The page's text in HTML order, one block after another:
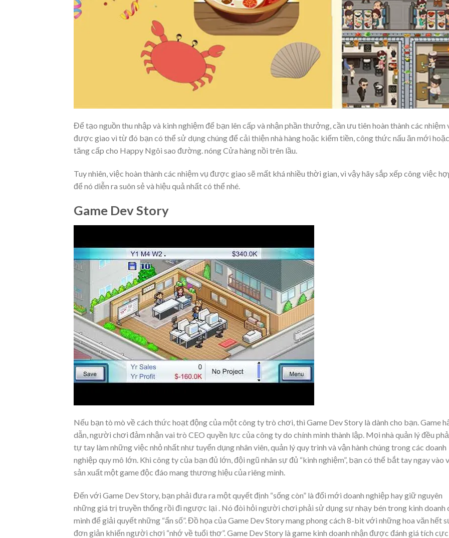
Để tạo nguồn thu nhập và kinh nghiệm để bạn lên cấp và nhận phần thưởng, cần ưu tiên hoàn thành các nhiệm
được giao vì từ đó bạn có thể sử dụng chúng để cải thiện nhà hàng hoặc kiếm tiền, công thức nấu ăn mới hoặc
tăng cấp cho Happy Ngôi sao đường. nóng Cửa hàng nồi trên lầu.
Tuy nhiên, việc hoàn thành các nhiệm vụ được giao sẽ mất khá nhiều thời gian, vì vậy hãy sắp xếp công việc
để nó diễn ra suôn sẻ và hiệu quả nhất có thể nhé.
Game Dev Story
Nếu bạn tò mò về cách thức hoạt động của một công ty trò chơi, thì Game Dev Story là dành cho bạn. Game
dẫn, người chơi đảm nhận vai trò CEO quyền lực của công ty do chính mình thành lập. Mọi nhà quản lý đều
tự tay làm những việc nhỏ nhất như tuyển dụng nhân viên, quản lý quy trình và vận hành chúng trong các doanh
nghiệp quy mô lớn. Khi công ty của bạn đủ lớn, đội ngũ nhân sự đủ “kinh nghiệm”, bạn có thể bắt tay ngay vào
sản xuất một game độc đáo mang thương hiệu của riêng mình.
Đến với Game Dev Story, bạn phải đưa ra một quyết định “sống còn” là đổi mới doanh nghiệp hay giữ nguyên
những giá trị truyền thống rồi đi ngược lại . Nó đòi hỏi người chơi phải sử dụng sự nhạy bén trong kinh doanh
mình để giải quyết những “ẩn số”. Đồ họa của Game Dev Story mang phong cách 8-bit với những hoa văn hết
đơn giản khiến người chơi “nhớ về tuổi thơ”. Game Dev Story là game kinh doanh nhận được đánh giá tích